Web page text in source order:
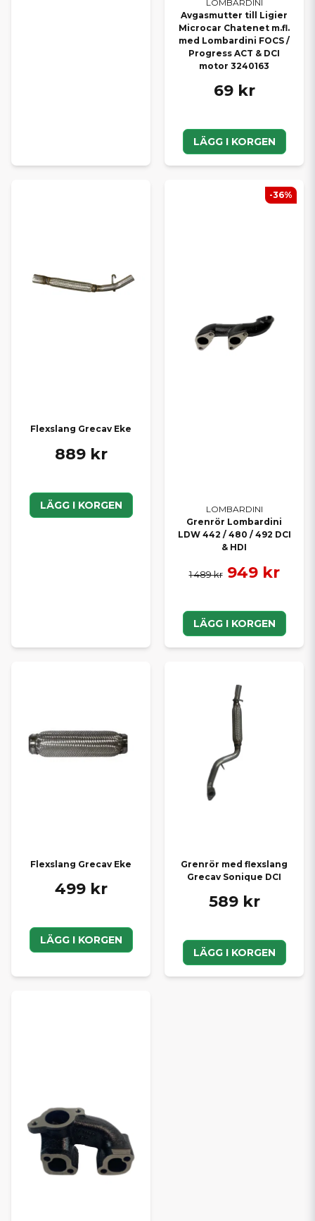
LOMBARDINI
Avgasmutter till Ligier
Microcar Chatenet m.fl.
med Lombardini FOCS /
Progress ACT & DCI
motor 3240163
69 kr
LÄGG I KORGEN
Flexslang Grecav Eke
889 kr
LÄGG I KORGEN
LOMBARDINI
Grenrör Lombardini
LDW 442 / 480 / 492 DCI
& HDI
1 489 kr 949 kr
LÄGG I KORGEN
-36%
Flexslang Grecav Eke
499 kr
LÄGG I KORGEN
Grenrör med flexslang
Grecav Sonique DCI
589 kr
LÄGG I KORGEN